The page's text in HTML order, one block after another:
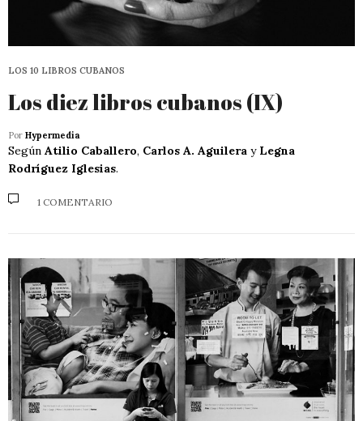
LOS 10 LIBROS CUBANOS
Los diez libros cubanos (IX)
Por Hypermedia
Según Atilio Caballero, Carlos A. Aguilera y Legna
Rodríguez Iglesias.
1 COMENTARIO